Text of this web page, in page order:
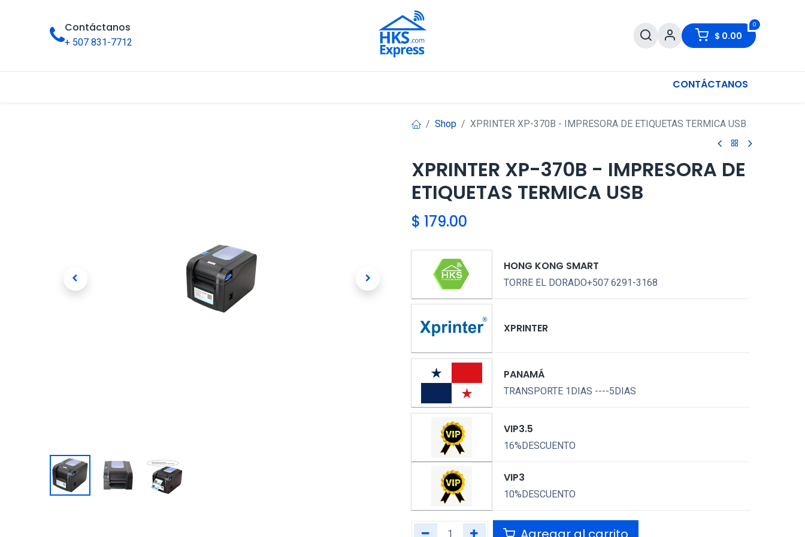
Contáctanos
+ 507 831-7712
0
$ 0.00
CONTÁCTANOS
Shop XPRINTER XP-370B - IMPRESORA DE ETIQUETAS TERMICA USB
XPRINTER XP-370B - IMPRESORA DE
ETIQUETAS TERMICA USB
$ 179.00
HONG KONG SMART
TORRE EL DORADO+507 6291-3168
XPRINTER
PANAMÁ
TRANSPORTE 1DIAS ----5DIAS
VIP3.5
16%DESCUENTO
VIP3
10%DESCUENTO